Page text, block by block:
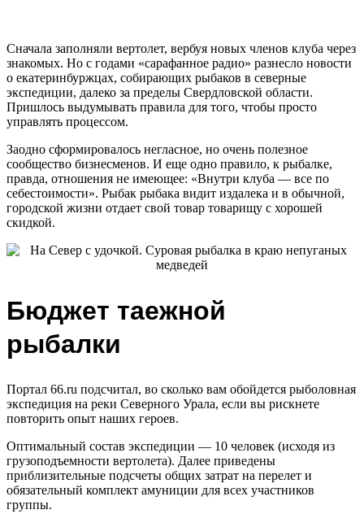
Сначала заполняли вертолет, вербуя новых членов клуба через
знакомых. Но с годами «сарафанное радио» разнесло новости
о екатеринбуржцах, собирающих рыбаков в северные
экспедиции, далеко за пределы Свердловской области.
Пришлось выдумывать правила для того, чтобы просто
управлять процессом.
Заодно сформировалось негласное, но очень полезное
сообщество бизнесменов. И еще одно правило, к рыбалке,
правда, отношения не имеющее: «Внутри клуба — все по
себестоимости». Рыбак рыбака видит издалека и в обычной,
городской жизни отдает свой товар товарищу с хорошей
скидкой.
Бюджет таежной
рыбалки
Портал 66.ru подсчитал, во сколько вам обойдется рыболовная
экспедиция на реки Северного Урала, если вы рискнете
повторить опыт наших героев.
Оптимальный состав экспедиции — 10 человек (исходя из
грузоподъемности вертолета). Далее приведены
приблизительные подсчеты общих затрат на перелет и
обязательный комплект амуниции для всех участников
группы.